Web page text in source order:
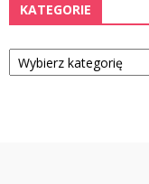
KATEGORIE
Kategorie